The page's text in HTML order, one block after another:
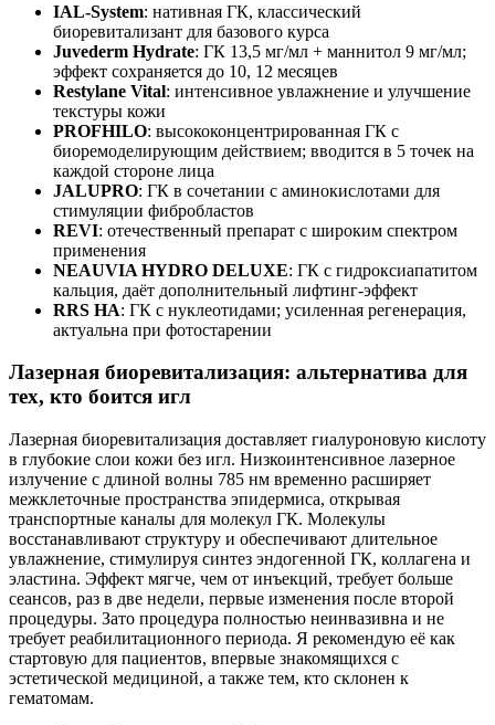
IAL-System: нативная ГК, классический
биоревитализант для базового курса
Juvederm Hydrate: ГК 13,5 мг/мл + маннитол 9 мг/мл;
эффект сохраняется до 10, 12 месяцев
Restylane Vital: интенсивное увлажнение и улучшение
текстуры кожи
PROFHILO: высококонцентрированная ГК с
биоремоделирующим действием; вводится в 5 точек на
каждой стороне лица
JALUPRO: ГК в сочетании с аминокислотами для
стимуляции фибробластов
REVI: отечественный препарат с широким спектром
применения
NEAUVIA HYDRO DELUXE: ГК с гидроксиапатитом
кальция, даёт дополнительный лифтинг-эффект
RRS HA: ГК с нуклеотидами; усиленная регенерация,
актуальна при фотостарении
Лазерная биоревитализация: альтернатива для
тех, кто боится игл
Лазерная биоревитализация доставляет гиалуроновую кислоту
в глубокие слои кожи без игл. Низкоинтенсивное лазерное
излучение с длиной волны 785 нм временно расширяет
межклеточные пространства эпидермиса, открывая
транспортные каналы для молекул ГК. Молекулы
восстанавливают структуру и обеспечивают длительное
увлажнение, стимулируя синтез эндогенной ГК, коллагена и
эластина. Эффект мягче, чем от инъекций, требует больше
сеансов, раз в две недели, первые изменения после второй
процедуры. Зато процедура полностью неинвазивна и не
требует реабилитационного периода. Я рекомендую её как
стартовую для пациентов, впервые знакомящихся с
эстетической медициной, а также тем, кто склонен к
гематомам.